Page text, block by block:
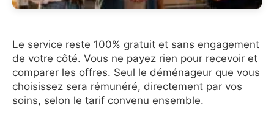
Le service reste 100% gratuit et sans engagement
de votre côté. Vous ne payez rien pour recevoir et
comparer les offres. Seul le déménageur que vous
choisissez sera rémunéré, directement par vos
soins, selon le tarif convenu ensemble.